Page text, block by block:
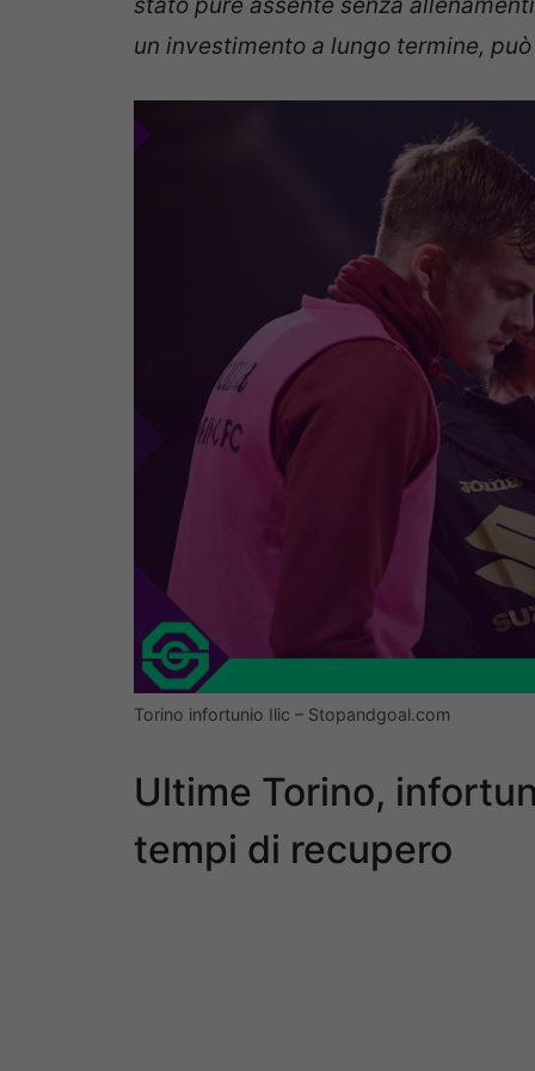
un investimento a lungo termine,
Torino infortunio Ilic – Stopandgoal.com
Ultime Torino,
tempi di recupero